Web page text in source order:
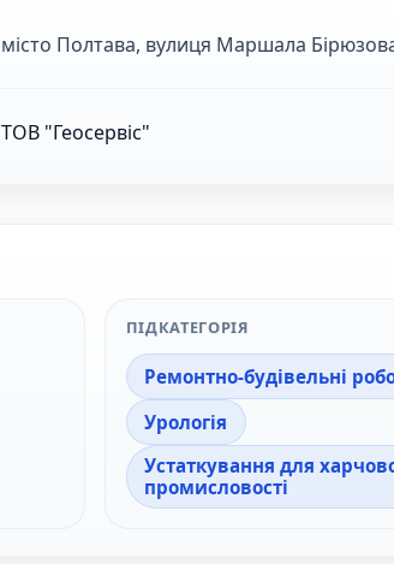
місто Полтава, вулиця Маршала
ТОВ "Геосервіс"
ПІДКАТЕГОРІЯ
Ремонтно-будівельні
Урологія
Устаткування для
промисловості